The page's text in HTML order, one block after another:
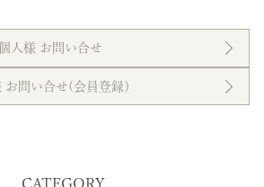
人様 お問い合せ
お問い合せ(会員登録）
CATEGORY